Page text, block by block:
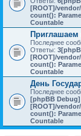
[ROOT]/
count():
Countable
Последнее
Ответы: 3
[ROOT]/
count():
Countable
День
Последнее
[phpBB Debug]
[ROOT]/
count():
Countable